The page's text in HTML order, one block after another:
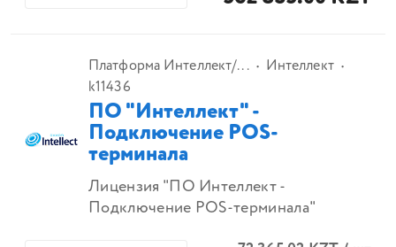
Платформа Интеллект/...
Интеллект
k11436
ПО "Интеллект" -
Подключение POS-
терминала
Лицензия "ПО Интеллект -
Подключение POS-терминала"